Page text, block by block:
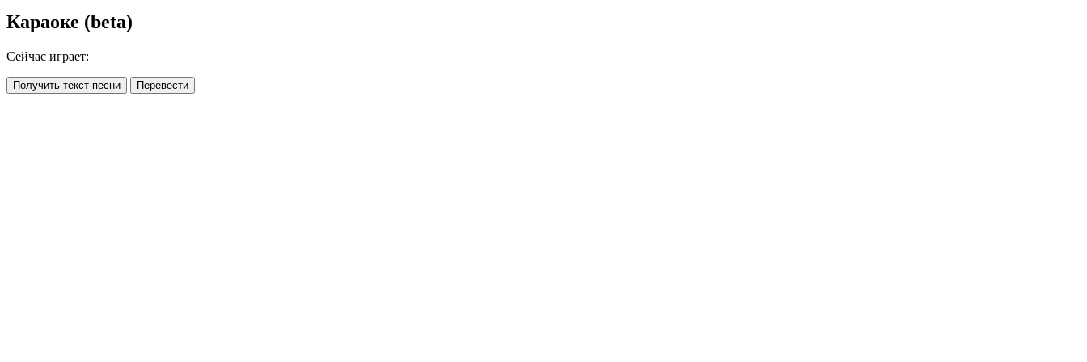
Караоке (beta)
Сейчас играет:
Получить текст песни Перевести